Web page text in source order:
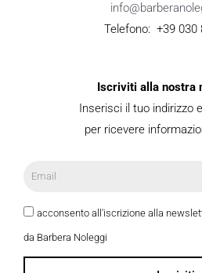
Telefono: +39 030
Iscriviti alla nostra
Inserisci il tuo indirizzo
per ricevere
acconsento all'iscrizione alla
da Barbera Noleggi